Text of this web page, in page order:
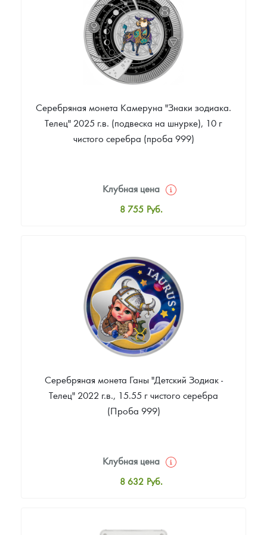
Звоните
Серебряная монета Камеруна "Знаки зодиака.
Телец" 2025 г.в. (подвеска на шнурке), 10 г
чистого серебра (проба 999)
Клубная цена
8 755 Руб.
Цена выкупа
Звоните
Серебряная монета Ганы "Детский Зодиак -
Телец" 2022 г.в., 15.55 г чистого серебра
(Проба 999)
Клубная цена
8 632 Руб.
Цена выкупа